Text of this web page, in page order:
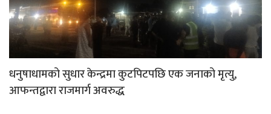
धनुषाधामको सुधार केन्द्रमा कुटपिटपछि एक जनाको मृत्यु,
आफन्तद्वारा राजमार्ग अवरुद्ध